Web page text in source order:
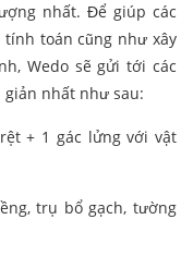
nhất. Để giúp các
toán cũng như xây
Wedo sẽ gửi tới các
nhất như sau:
+ 1 gác lửng với vật
trụ bổ gạch, tường